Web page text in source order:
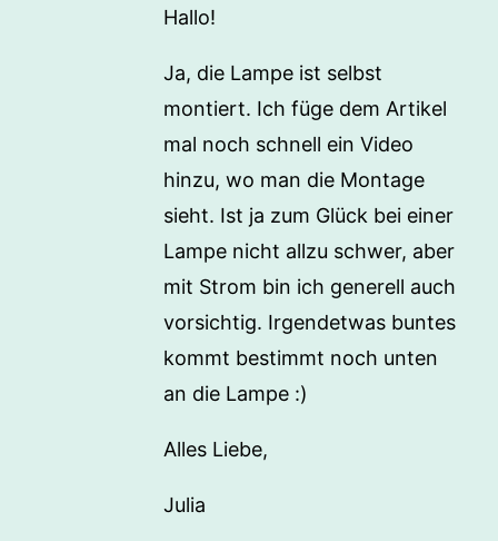
Hallo!
Ja, die Lampe ist selbst
montiert. Ich füge dem Artikel
mal noch schnell ein Video
hinzu, wo man die Montage
sieht. Ist ja zum Glück bei einer
Lampe nicht allzu schwer, aber
mit Strom bin ich generell auch
vorsichtig. Irgendetwas buntes
kommt bestimmt noch unten
an die Lampe :)
Alles Liebe,
Julia